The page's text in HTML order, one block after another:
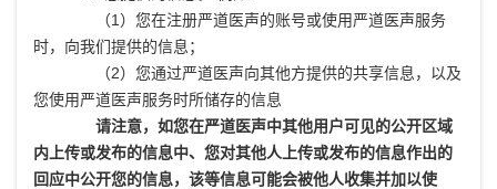
（1）您在注册严道医声的账号或使用严道医声服务
时，向我们提供的信息；
（2）您通过严道医声向其他方提供的共享信息，以及
您使用严道医声服务时所储存的信息
请注意，如您在严道医声中其他用户可见的公开区域
内上传或发布的信息中、您对其他人上传或发布的信息作出的
回应中公开您的信息，该等信息可能会被他人收集并加以使